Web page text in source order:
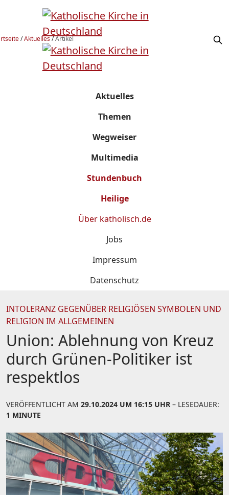
/Aktuelles/Artikel
Aktuelles
Themen
Wegweiser
Multimedia
Stundenbuch
Heilige
Über katholisch.de
Jobs
Impressum
Datenschutz
INTOLERANZ GEGENÜBER RELIGIÖSEN SYMBOLEN UND
RELIGION IM ALLGEMEINEN
Union: Ablehnung von Kreuz
durch Grünen-Politiker ist
respektlos
VERÖFFENTLICHT AM 29.10.2024 UM 16:15 UHR – LESEDAUER:
1 MINUTE